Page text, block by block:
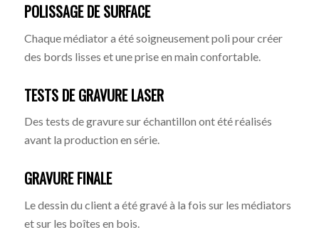
POLISSAGE DE SURFACE
Chaque médiator a été soigneusement poli pour créer
des bords lisses et une prise en main confortable.
TESTS DE GRAVURE LASER
Des tests de gravure sur échantillon ont été réalisés
avant la production en série.
GRAVURE FINALE
Le dessin du client a été gravé à la fois sur les médiators
et sur les boîtes en bois.